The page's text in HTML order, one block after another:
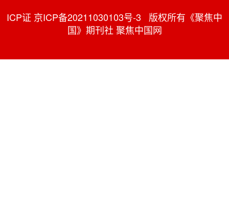
ICP证 京ICP备20211030103号-3 版权所有《聚焦中
国》期刊社 聚焦中国网